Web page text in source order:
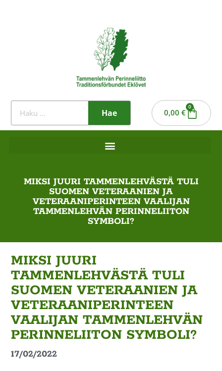
Hae 0,00 €
0
MIKSI JUURI TAMMENLEHVÄSTÄ TULI
SUOMEN VETERAANIEN JA
VETERAANIPERINTEEN VAALIJAN
TAMMENLEHVÄN PERINNELIITON
SYMBOLI?
MIKSI JUURI
TAMMENLEHVÄSTÄ TULI
SUOMEN VETERAANIEN JA
VETERAANIPERINTEEN
VAALIJAN TAMMENLEHVÄN
PERINNELIITON SYMBOLI?
17/02/2022